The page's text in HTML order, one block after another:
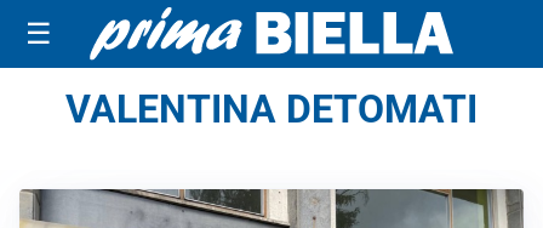
☰
VALENTINA DETOMATI